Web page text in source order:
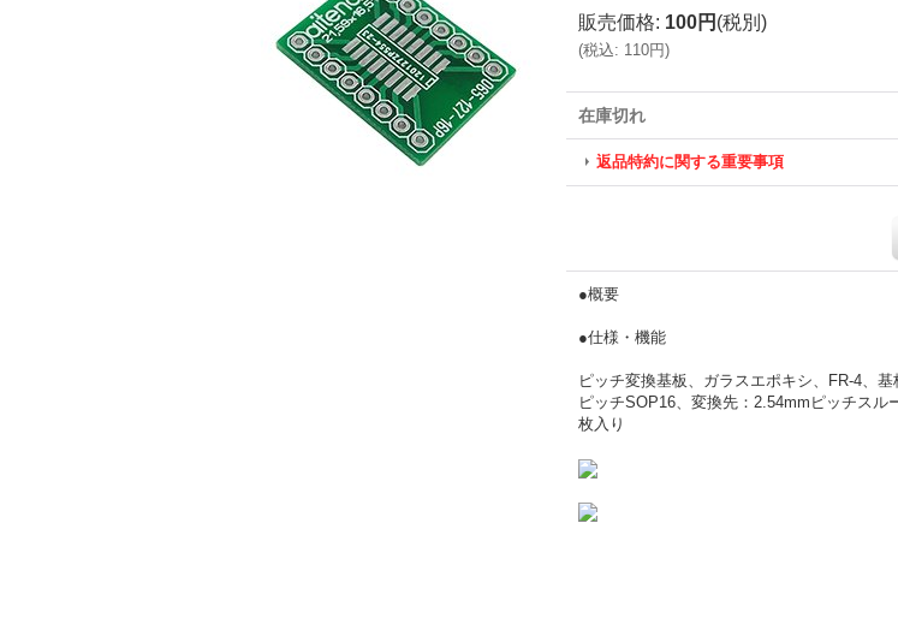
販売価格: 100円 (税別)
(税込: 110円)
在庫切れ
返品特約に関する重要事項
●概要
●仕様・機能
ピッチ変換基板、ガラスエポキシ、FR-4、
ピッチSOP16、変換先：2.54mmピッチス
枚入り